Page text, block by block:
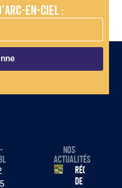
en-Ciel :
NOS
ACTUALITÉS
Récolte
de